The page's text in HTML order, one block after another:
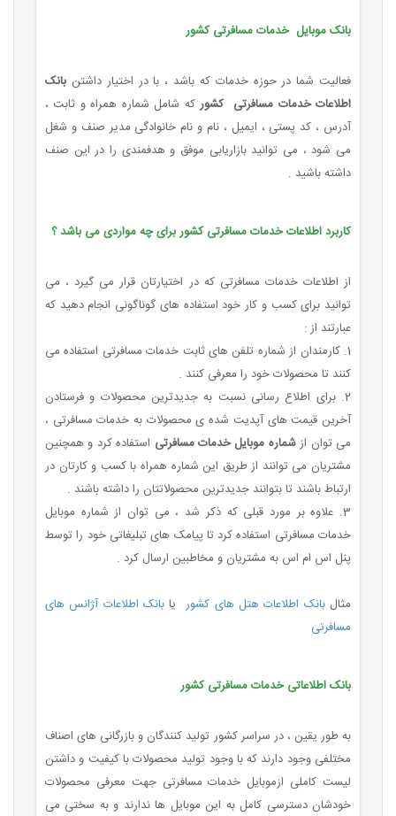
بانک موبایل خدمات مسافرتی کشور
فعالیت شما در حوزه خدمات که باشد ، با در اختیار داشتن بانک
اطلاعات خدمات مسافرتی کشورکه شامل شماره همراه و ثابت ،
آدرس ، کد پستی ، ایمیل ، نام و نام خانوادگی مدیر صنف و شغل
می شود ، می توانید بازاریابی موفق و هدفمندی را در این صنف
داشته باشید .
کاربرد اطلاعات خدمات مسافرتی کشور برای چه مواردی می باشد ؟
از اطلاعات خدمات مسافرتی که در اختیارتان قرار می گیرد ، می
توانید برای کسب و کار خود استفاده های گوناگونی انجام دهید که
عبارتند از :
1. کارمندان از شماره تلفن های ثابت خدمات مسافرتی استفاده می
کنند تا محصولات خود را معرفی کنند .
2. برای اطلاع رسانی نسبت به جدیدترین محصولات و فرستادن
آخرین قیمت های آپدیت شده ی محصولات به خدمات مسافرتی ،
می توان ازشماره موبایل خدمات مسافرتی استفاده کرد و همچنین
مشتریان می توانند از طریق این شماره همراه با کسب و کارتان در
ارتباط باشند تا بتوانند جدیدترین محصولاتتان را داشته باشند .
3. علاوه بر مورد قبلی که ذکر شد ، می توان از شماره موبایل
خدمات مسافرتی استفاده کرد تا پیامک های تبلیغاتی خود را توسط
پنل اس ام اس به مشتریان و مخاطبین ارسال کرد .
مثالبانک اطلاعات هتل های کشوریا بانک اطلاعات آژانس های
مسافرتی
بانک اطلاعاتی خدمات مسافرتی کشور
به طور یقین ، در سراسر کشور تولید کنندگان و بازرگانی های اصناف
مختلفی وجود دارند که با وجود تولید محصولات با کیفیت و داشتن
لیست کاملی ازموبایل خدمات مسافرتی جهت معرفی محصولات
خودشان دسترسی کامل به این موبایل ها ندارند و به سختی می